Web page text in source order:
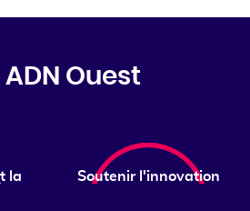
Ouest
la
Soutenir l'innovation